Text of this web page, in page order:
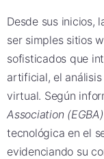
Desde sus inicios,
ser simples sitios
sofisticados que
artificial, el
virtual. Según
Association (EGBA)
tecnológica en el
evidenciando su